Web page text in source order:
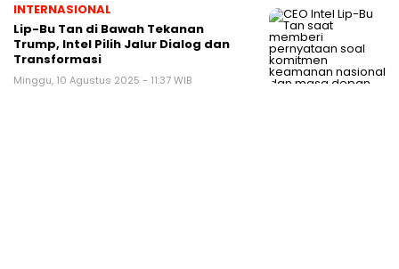
INTERNASIONAL
Lip-Bu Tan di Bawah Tekanan
Trump, Intel Pilih Jalur Dialog dan
Transformasi
Minggu, 10 Agustus 2025 - 11:37 WIB